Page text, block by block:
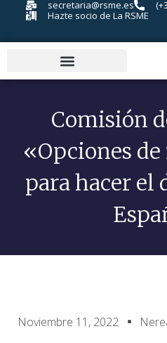
secretaria@rsme.es
Hazte socio de La RSME
Comisión
«Opciones
para hacer el
Noviembre 11, 2022